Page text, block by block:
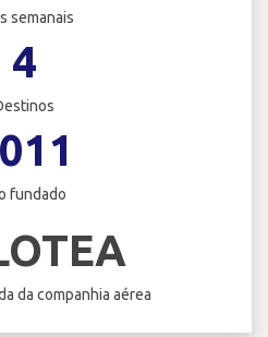
semanais
4
fundado
da companhia aérea